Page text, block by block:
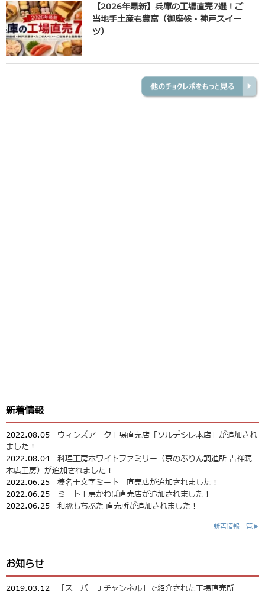
【2026年最新】兵庫の工場直売7選！ご
当地手土産も豊富（御座候・神戸スイー
ツ）
新着情報
2022.08.05 ウィンズアーク工場直売店「ソルデシレ本店」が追加され
ました！
2022.08.04 料理工房ホワイトファミリー（京のぷりん調進所 吉祥院
本店工房）が追加されました！
2022.06.25 榛名十文字ミート 直売店が追加されました！
2022.06.25 ミート工房かわば直売店が追加されました！
2022.06.25 和豚もちぶた 直売所が追加されました！
新着情報一覧▶
お知らせ
2019.03.12
「スーパーＪチャンネル」で紹介された工場直売所